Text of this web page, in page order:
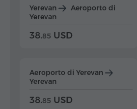
Yerevan
Aeroporto di
Yerevan
38.85 USD
Aeroporto di Yerevan
Yerevan
38.85 USD